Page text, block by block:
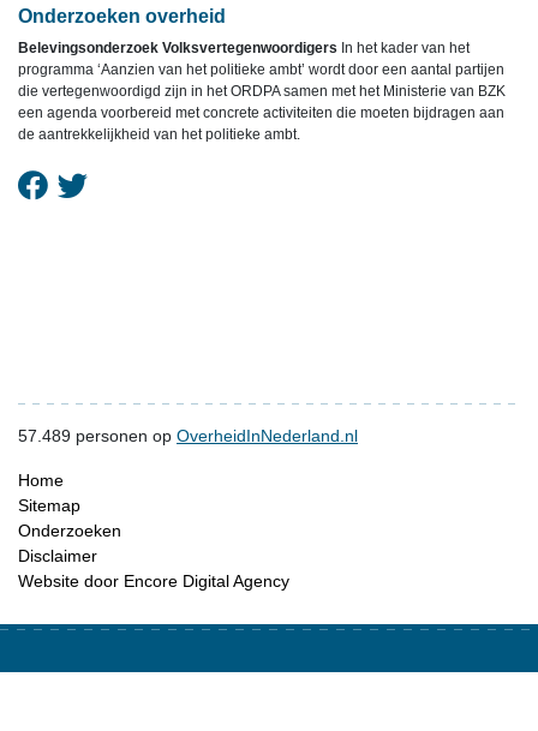
Onderzoeken overheid
Belevingsonderzoek Volksvertegenwoordigers In het kader van het
programma ‘Aanzien van het politieke ambt’ wordt door een aantal partijen
die vertegenwoordigd zijn in het ORDPA samen met het Ministerie van BZK
een agenda voorbereid met concrete activiteiten die moeten bijdragen aan
de aantrekkelijkheid van het politieke ambt.
57.489 personen op OverheidInNederland.nl
Home
Sitemap
Onderzoeken
Disclaimer
Website door Encore Digital Agency